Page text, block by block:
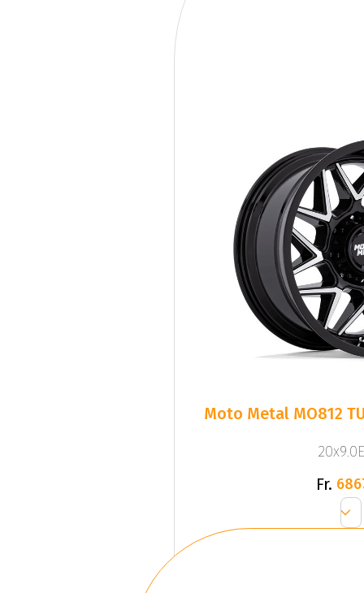
Moto Metal MO812
Fr.